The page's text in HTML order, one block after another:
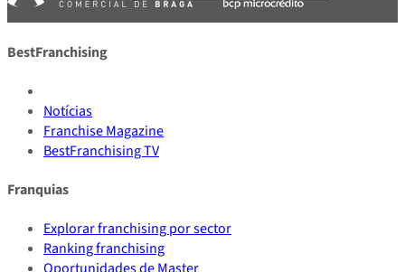
BestFranchising
Notícias
Franchise Magazine
BestFranchising TV
Franquias
Explorar franchising por sector
Ranking franchising